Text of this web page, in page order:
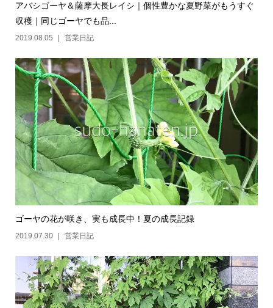
アバシゴーヤ＆薩摩大長レイシ｜個性豊かな夏野菜がもうすぐ
収穫｜同じゴーヤでも品...
2019.08.05 営業日記
ゴーヤの花が咲き、実も成長中！夏の成長記録
2019.07.30 営業日記